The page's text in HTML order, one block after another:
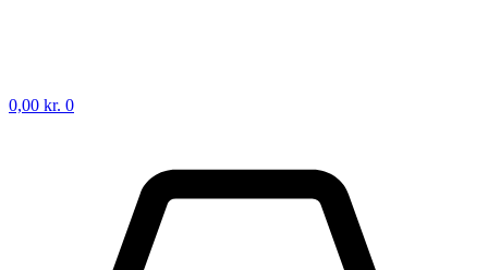
0,00 kr. 0